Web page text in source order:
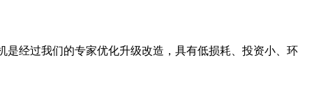
经过我们的专家优化升级改造，具有低损耗、投资小、环